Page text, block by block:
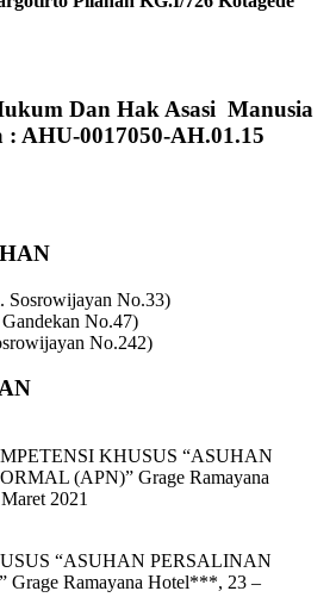
Dan Hak Asasi Manusia
AHU-0017050-AH.01.15
Sosrowijayan No.33)
No.47)
No.242)
KHUSUS “ASUHAN
(APN)” Grage Ramayana
2021
“ASUHAN PERSALINAN
Ramayana Hotel***, 23 –